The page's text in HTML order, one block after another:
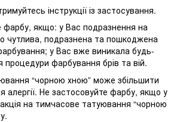
інструкції із застосування.
фарбу, якщо: у Вас подразнення на
чутлива, подразнена та пошкоджена
у Вас вже виникала будь-
процедури фарбування брів та вій.
“чорною хною” може збільшити
алергії. Не застосовуйте фарбу, якщо у
на тимчасове татуювання “чорною